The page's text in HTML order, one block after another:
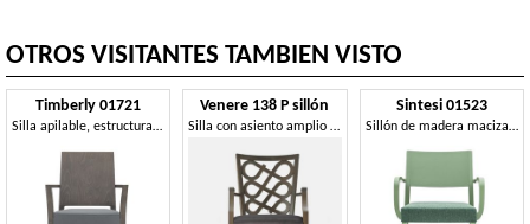
OTROS VISITANTES TAMBIEN VISTO
Timberly 01721
Silla apilable, estructura de madera maciza, asiento tapizado, que cubre con la tela, para los comedores
Venere 138 P sillón
Silla con asiento amplio y mullido, con reposabrazos.
Sintesi 01523
Sillón de madera maciza con brazos, asiento tapizado, para entornos de contrato y domésticos